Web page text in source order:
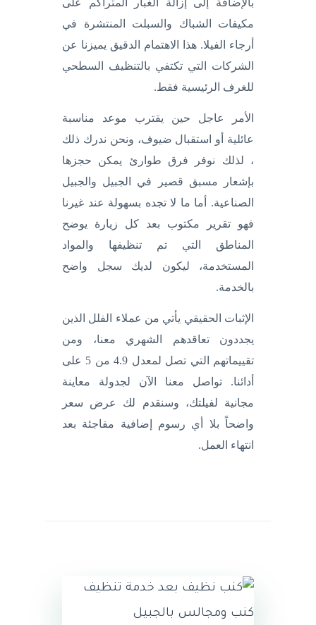
مكيفات الشباك والسبلت المنتشرة في
أرجاء الفيلا. هذا الاهتمام الدقيق يميزنا عن
الشركات التي تكتفي بالتنظيف السطحي
للغرف الرئيسية فقط.
الأمر عاجل حين يقترب موعد مناسبة
عائلية أو استقبال ضيوف، ونحن ندرك ذلك
، لذلك نوفر فرق طوارئ يمكن حجزها
بإشعار مسبق قصير في الجبيل والجبيل
الصناعية. أما ما لا تجده بسهولة عند غيرنا
فهو تقرير مكتوب بعد كل زيارة يوضح
المناطق التي تم تنظيفها والمواد
المستخدمة، ليكون لديك سجل واضح
بالخدمة.
الإثبات الحقيقي يأتي من عملاء الفلل الذين
يجددون تعاقدهم الشهري معنا، ومن
تقييماتهم التي تصل لمعدل 4.9 من 5 على
أدائنا. تواصل معنا الآن لجدولة معاينة
مجانية لفيلتك، وسنقدم لك عرض سعر
واضحاً بلا أي رسوم إضافية مفاجئة بعد
انتهاء العمل.